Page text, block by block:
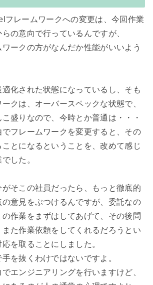
フレームワークへの変更は、今回作業
の意向で行っているんですが、
ークの方がなんだか性能がいいよう
化された状態になっているし、そも
クは、オーバースペックな状態で、
盛りなので、今時とか普通は・・・
でフレームワークを変更すると、その
とになるということを、改めて感じ
した。
がそこの社員だったら、もっと徹底的
意見をぶつけるんですが、委託なの
作業をまずはしてあげて、その後問
た作業依頼をしてくれるだろうとい
を取ることにしました。
を抜くわけではないですよ。
エンジニアリングを行いますけど、